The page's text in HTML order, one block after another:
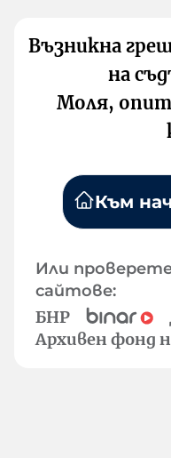
Възникна
на
Моля,
Към
Или
сайтове:
БНР
Архивен фонд